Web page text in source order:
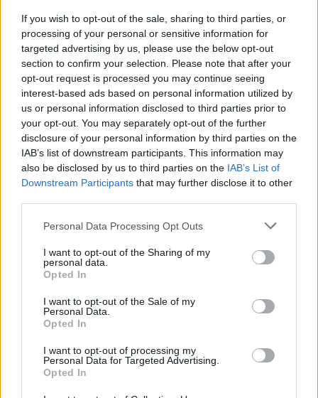
If you wish to opt-out of the sale, sharing to third parties, or
processing of your personal or sensitive information for
targeted advertising by us, please use the below opt-out
section to confirm your selection. Please note that after your
opt-out request is processed you may continue seeing
interest-based ads based on personal information utilized by
us or personal information disclosed to third parties prior to
your opt-out. You may separately opt-out of the further
disclosure of your personal information by third parties on the
IAB’s list of downstream participants. This information may
also be disclosed by us to third parties on the IAB’s List of
Downstream Participants that may further disclose it to other
Please note that this website/app uses one or more Google
not limited to your visit or usage behaviour. You may click to
grant or deny consent to Google and its third-party tags to
use your data for below specified purposes in below Google
consent section.
Personal Data Processing Opt Outs
I want to opt-out of the Sharing of my
personal data.
Opted In
I want to opt-out of the Sale of my
Personal Data.
Opted In
I want to opt-out of processing my
Personal Data for Targeted Advertising.
Opted In
-13.960- λίτρα ηλιέλαιο,
-6.332- λίτρα ουσίας που προσομοιάζει με
ελαιόλαδο,
-70- λίτρα διάφανου υγρού με οσμή
-720- κενά μεταλλικά δοχεία,
-1.750- ευρώ,
-2- οχήματα και
πρόσμειξης.